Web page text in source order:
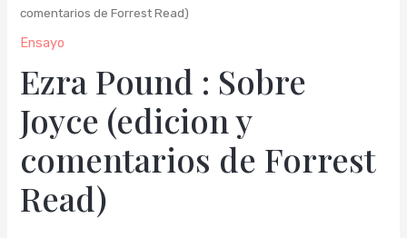
comentarios de Forrest Read)
Ensayo
Ezra Pound : Sobre
Joyce (edicion y
comentarios de Forrest
Read)